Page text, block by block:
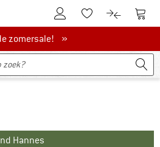
De klantenaccount
Naar deNaar de
zomersale!
zomersale! »
Hannes